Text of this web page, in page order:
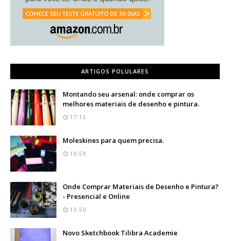
ARTIGOS POLULARES
Montando seu arsenal: onde comprar os
melhores materiais de desenho e pintura.
17:13
Moleskines para quem precisa.
10:59
Onde Comprar Materiais de Desenho e Pintura?
- Presencial e Online
13:50
Novo Sketchbook Tilibra Academie